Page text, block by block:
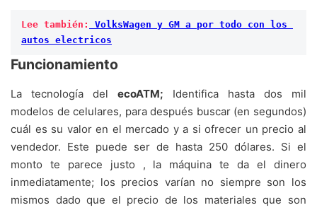
Lee también:
VolksWagen y GM a por todo con los
autos electricos
Funcionamiento
La tecnología del ecoATM; Identifica hasta dos mil
modelos de celulares, para después buscar (en segundos)
cuál es su valor en el mercado y a si ofrecer un precio al
vendedor. Este puede ser de hasta 250 dólares. Si el
monto te parece justo , la máquina te da el dinero
inmediatamente; los precios varían no siempre son los
mismos dado que el precio de los materiales que son